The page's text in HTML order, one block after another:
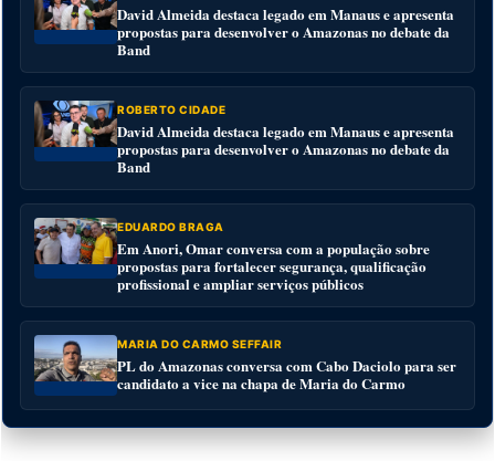
David Almeida destaca legado em Manaus e apresenta
propostas para desenvolver o Amazonas no debate da
Band
ROBERTO CIDADE
David Almeida destaca legado em Manaus e apresenta
propostas para desenvolver o Amazonas no debate da
Band
EDUARDO BRAGA
Em Anori, Omar conversa com a população sobre
propostas para fortalecer segurança, qualificação
profissional e ampliar serviços públicos
MARIA DO CARMO SEFFAIR
PL do Amazonas conversa com Cabo Daciolo para ser
candidato a vice na chapa de Maria do Carmo